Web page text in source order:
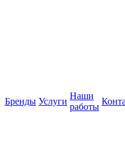
Бренды Услуги
Наши
работы